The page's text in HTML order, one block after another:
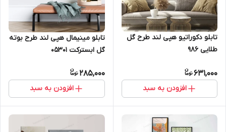
تابلو دکوراتیو هپی لند طرح گل
طلایی 986
631,000
افزودن به سبد
تابلو مینیمال هپی لند طرح بوته
گل ابسترکت 05301
285,000
افزودن به سبد